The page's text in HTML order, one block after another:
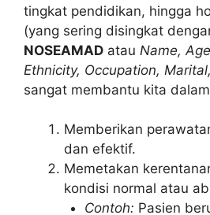
tingkat pendidikan, hingga
(yang sering disingkat
NOSEAMAD atau Name,
Ethnicity, Occupation,
sangat membantu kita
Memberikan
dan efektif.
Memetakan
kondisi normal atau
Contoh: Pasien